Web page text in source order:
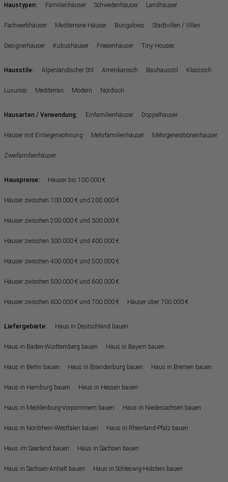
Haustypen: Familienhäuser Schwedenhäuser Landhäuser
Fachwerkhäuser Mediterrane Häuser Bungalows Stadtvillen / Villen
Designerhäuser Kubushäuser Friesenhäuser Tiny Houses
Hausstile: Alpenländischer Stil Amerikanisch Bauhausstil Klassisch
Luxuriös Mediterran Modern Nordisch
Hausarten / Verwendung: Einfamilienhäuser Doppelhäuser
Häuser mit Einliegerwohnung Mehrfamilienhäuser Mehrgenerationenhäuser
Zweifamilienhäuser
Hauspreise: Häuser bis 100.000 €
Häuser zwischen 100.000 € und 200.000 €
Häuser zwischen 200.000 € und 300.000 €
Häuser zwischen 300.000 € und 400.000 €
Häuser zwischen 400.000 € und 500.000 €
Häuser zwischen 500.000 € und 600.000 €
Häuser zwischen 600.000 € und 700.000 € Häuser über 700.000 €
Liefergebiete: Haus in Deutschland bauen
Haus in Baden-Württemberg bauen Haus in Bayern bauen
Haus in Berlin bauen Haus in Brandenburg bauen Haus in Bremen bauen
Haus in Hamburg bauen Haus in Hessen bauen
Haus in Mecklenburg-Vorpommern bauen Haus in Niedersachsen bauen
Haus in Nordrhein-Westfalen bauen Haus in Rheinland-Pfalz bauen
Haus im Saarland bauen Haus in Sachsen bauen
Haus in Sachsen-Anhalt bauen Haus in Schleswig-Holstein bauen